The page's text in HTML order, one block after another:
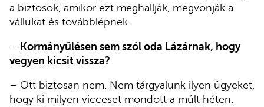
a biztosok, amikor ezt meghallják, megvonják a
vállukat és továbblépnek.
– Kormányülésen sem szól oda Lázárnak, hogy
vegyen kicsit vissza?
– Ott biztosan nem. Nem tárgyalunk ilyen ügyeket,
hogy ki milyen vicceset mondott a múlt héten.